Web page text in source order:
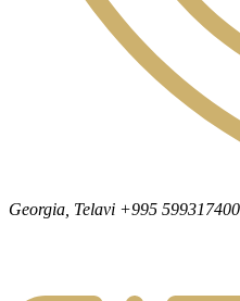
Georgia, Telavi +995